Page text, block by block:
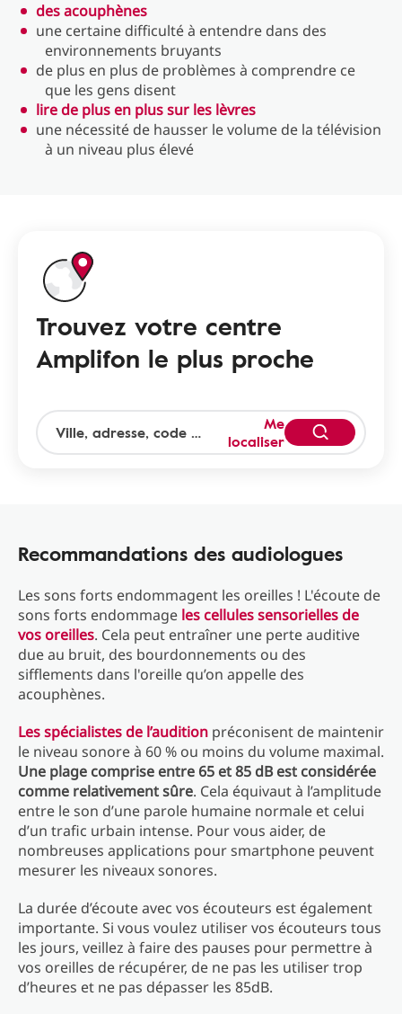
des acouphènes
une certaine difficulté à entendre dans des
environnements bruyants
de plus en plus de problèmes à comprendre ce
que les gens disent
lire de plus en plus sur les lèvres
une nécessité de hausser le volume de la télévision
à un niveau plus élevé
Trouvez votre centre
Amplifon le plus proche
Me
localiser
Recommandations des audiologues
Les sons forts endommagent les oreilles ! L'écoute de
sons forts endommage les cellules sensorielles de
vos oreilles. Cela peut entraîner une perte auditive
due au bruit, des bourdonnements ou des
sifflements dans l'oreille qu’on appelle des
acouphènes.
Les spécialistes de l’audition préconisent de maintenir
le niveau sonore à 60 % ou moins du volume maximal.
Une plage comprise entre 65 et 85 dB est considérée
comme relativement sûre. Cela équivaut à l’amplitude
entre le son d’une parole humaine normale et celui
d’un trafic urbain intense. Pour vous aider, de
nombreuses applications pour smartphone peuvent
mesurer les niveaux sonores.
La durée d’écoute avec vos écouteurs est également
importante. Si vous voulez utiliser vos écouteurs tous
les jours, veillez à faire des pauses pour permettre à
vos oreilles de récupérer, de ne pas les utiliser trop
d’heures et ne pas dépasser les 85dB.